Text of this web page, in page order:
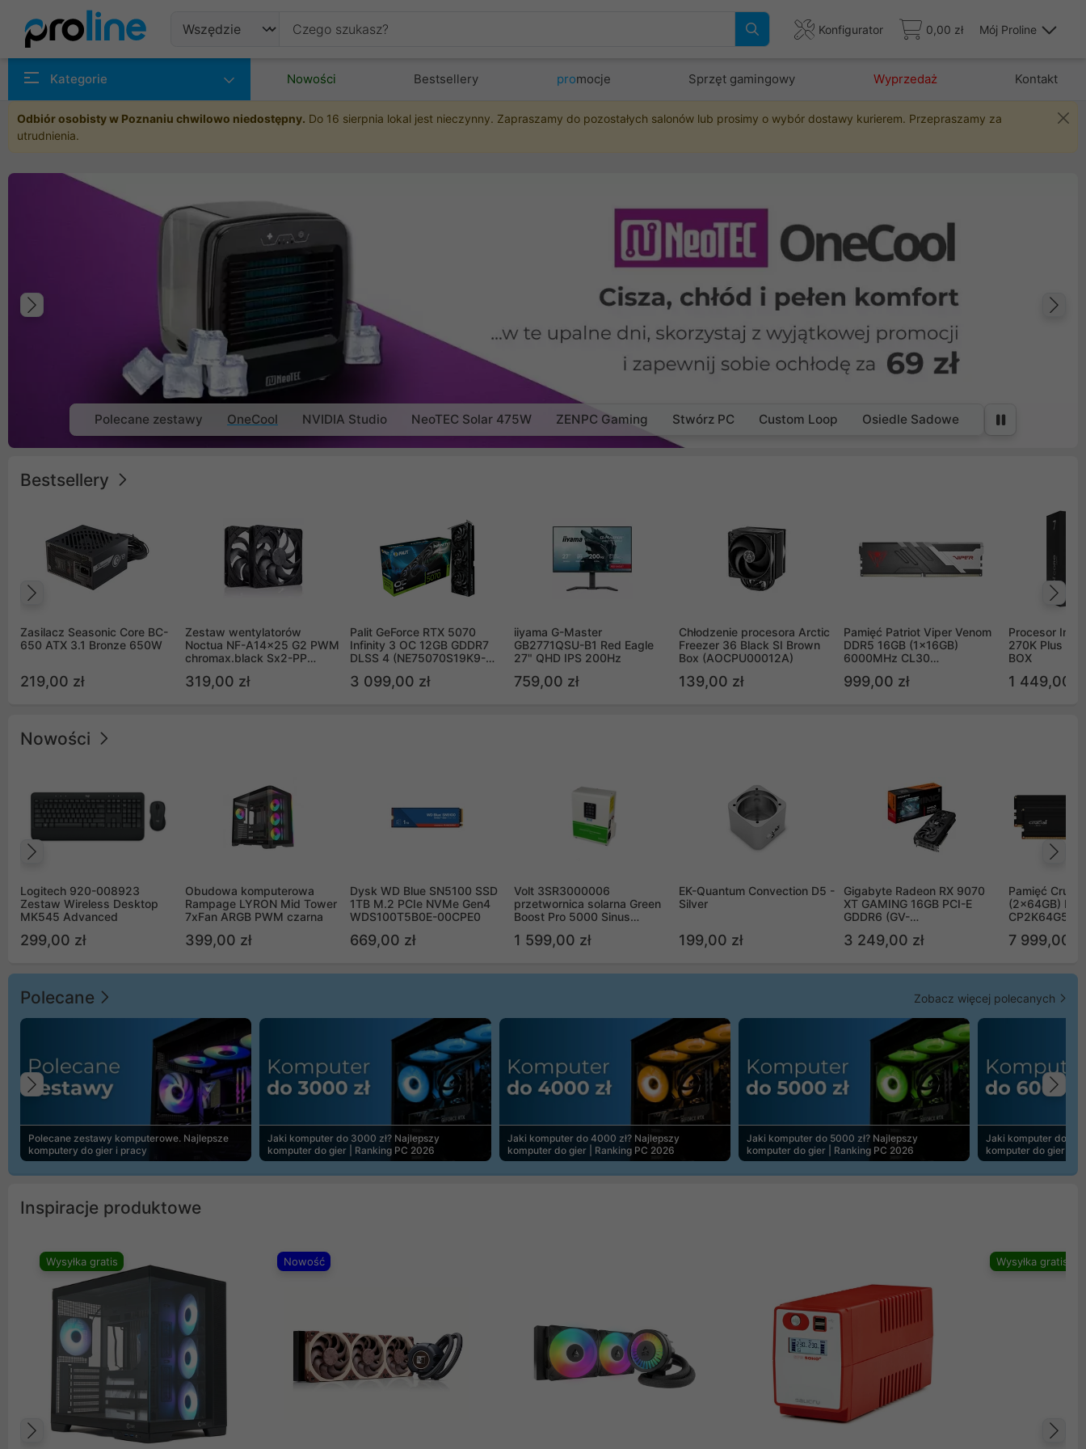
Konfigurator 0,00 zł Mój Proline
Kategorie Nowości Bestsellery promocje Sprzęt gamingowy Wyprzedaż Kontakt
Odbiór osobisty w Poznaniu chwilowo niedostępny. Do 16 sierpnia lokal jest nieczynny. Zapraszamy do pozostałych salonów lub prosimy o wybór dostawy kurierem. Przepraszamy za
utrudnienia.
Poprzedni
Polecane zestawy OneCool NVIDIA Studio NeoTEC Solar 475W ZENPC Gaming Stwórz PC Custom Loop Osiedle Sadowe
Bestsellery
Zasilacz Seasonic Core BC-
650 ATX 3.1 Bronze 650W
219,00 zł
Zestaw wentylatorów
Noctua NF-A14x25 G2 PWM
chromax.black Sx2-PP
(2szt)
319,00 zł
Palit GeForce RTX 5070
Infinity 3 OC 12GB GDDR7
DLSS 4 (NE75070S19K9-
3 099,00 zł
iiyama G-Master
GB2771QSU-B1 Red Eagle
27" QHD IPS 200Hz
759,00 zł
Chłodzenie procesora Arctic
Freezer 36 Black SI Brown
Box (AOCPU00012A)
139,00 zł
Pamięć Patriot Viper Venom
DDR5 16GB (1x16GB)
6000MHz CL30
999,00 zł
Procesor Intel
270K Plus
BOX
1 449,00 zł
Nowości
Logitech 920-008923
Zestaw Wireless Desktop
MK545 Advanced
299,00 zł
Obudowa komputerowa
Rampage LYRON Mid Tower
7xFan ARGB PWM czarna
399,00 zł
Dysk WD Blue SN5100 SSD
1TB M.2 PCIe NVMe Gen4
WDS100T5B0E-00CPE0
669,00 zł
Volt 3SR3000006
przetwornica solarna Green
Boost Pro 5000 Sinus
1 599,00 zł
EK-Quantum Convection D5 -
Silver
199,00 zł
Gigabyte Radeon RX 9070
XT GAMING 16GB PCI-E
GDDR6 (GV-
3 249,00 zł
Pamięć
(2x64GB)
7 999,00 zł
Polecane Zobacz więcej polecanych
Polecane zestawy komputerowe. Najlepsze
komputery do gier i pracy
Jaki komputer do 3000 zł? Najlepszy
komputer do gier | Ranking PC 2026
Jaki komputer do 4000 zł? Najlepszy
komputer do gier | Ranking PC 2026
Jaki komputer do 5000 zł? Najlepszy
komputer do gier | Ranking PC 2026
Jaki komputer do
komputer do gier |
Poprzedni
Inspiracje produktowe
Wysyłka gratis Nowość Wysyłka gratis